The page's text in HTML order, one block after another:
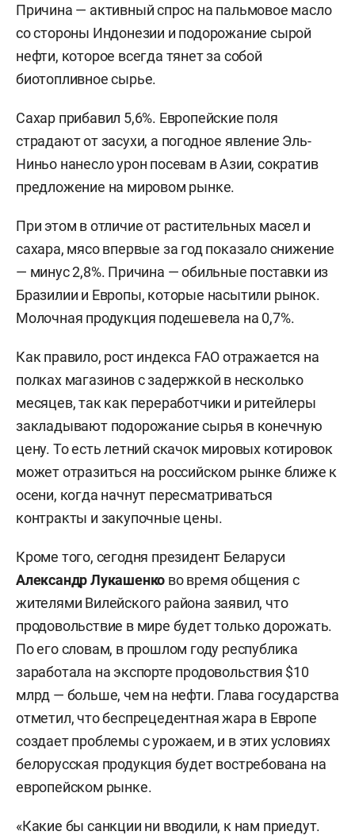
Причина — активный спрос на пальмовое масло
со стороны Индонезии и подорожание сырой
нефти, которое всегда тянет за собой
биотопливное сырье.
Сахар прибавил 5,6%. Европейские поля
страдают от засухи, а погодное явление Эль-
Ниньо нанесло урон посевам в Азии, сократив
предложение на мировом рынке.
При этом в отличие от растительных масел и
сахара, мясо впервые за год показало снижение
— минус 2,8%. Причина — обильные поставки из
Бразилии и Европы, которые насытили рынок.
Молочная продукция подешевела на 0,7%.
Как правило, рост индекса FAO отражается на
полках магазинов с задержкой в несколько
месяцев, так как переработчики и ритейлеры
закладывают подорожание сырья в конечную
цену. То есть летний скачок мировых котировок
может отразиться на российском рынке ближе к
осени, когда начнут пересматриваться
контракты и закупочные цены.
Кроме того, сегодня президент Беларуси
Александр Лукашенко во время общения с
жителями Вилейского района заявил, что
продовольствие в мире будет только дорожать.
По его словам, в прошлом году республика
заработала на экспорте продовольствия $10
млрд — больше, чем на нефти. Глава государства
отметил, что беспрецедентная жара в Европе
создает проблемы с урожаем, и в этих условиях
белорусская продукция будет востребована на
европейском рынке.
«Какие бы санкции ни вводили, к нам приедут.